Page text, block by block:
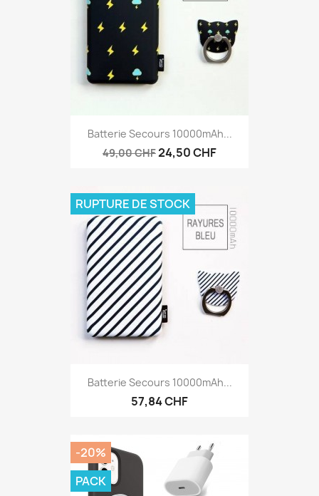
Batterie Secours 10000mAh...
49,00 CHF24,50 CHF
Batterie Secours 10000mAh...
57,84 CHF
RUPTURE DE STOCK
-20%
PACK